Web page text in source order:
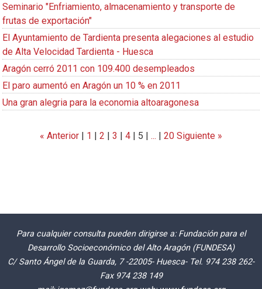
Seminario "Enfriamiento, almacenamiento y transporte de
frutas de exportación"
El Ayuntamiento de Tardienta presenta alegaciones al estudio
de Alta Velocidad Tardienta - Huesca
Aragón cerró 2011 con 109.400 desempleados
El paro aumentó en Aragón un 10 % en 2011
Una gran alegria para la economia altoaragonesa
« Anterior | 1 | 2 | 3 | 4 | 5 | ... | 20 Siguiente »
Para cualquier consulta pueden dirigirse a: Fundación para el
Desarrollo Socioeconómico del Alto Aragón (FUNDESA)
C/ Santo Ángel de la Guarda, 7 -22005- Huesca- Tel. 974 238 262-
Fax 974 238 149